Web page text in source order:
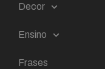
Decor
Ensino
Frases